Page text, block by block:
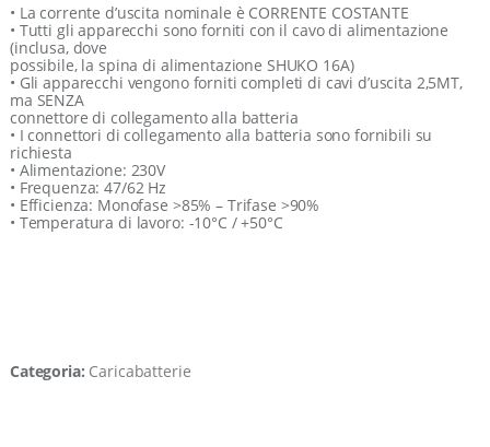
• La corrente d’uscita nominale è CORRENTE COSTANTE
• Tutti gli apparecchi sono forniti con il cavo di alimentazione
(inclusa, dove
possibile, la spina di alimentazione SHUKO 16A)
• Gli apparecchi vengono forniti completi di cavi d’uscita 2,5MT,
ma SENZA
connettore di collegamento alla batteria
• I connettori di collegamento alla batteria sono fornibili su
richiesta
• Alimentazione: 230V
• Frequenza: 47/62 Hz
• Efficienza: Monofase >85% – Trifase >90%
• Temperatura di lavoro: -10°C / +50°C
Categoria: Caricabatterie